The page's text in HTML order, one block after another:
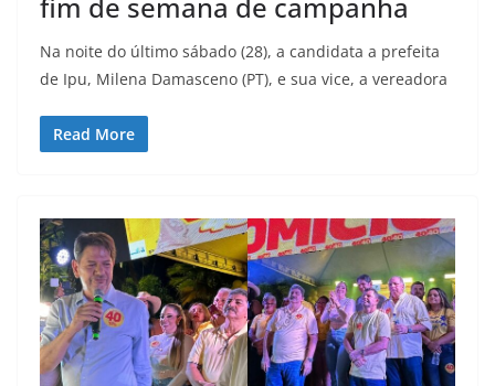
fim de semana de campanha
Na noite do último sábado (28), a candidata a prefeita
de Ipu, Milena Damasceno (PT), e sua vice, a vereadora
Read More